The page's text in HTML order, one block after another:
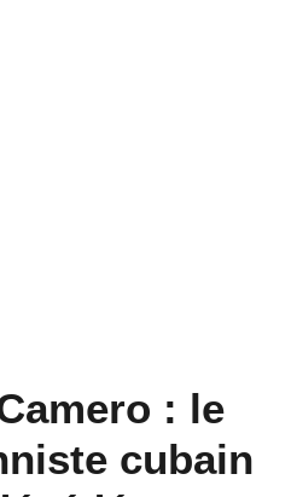
: le
cubain